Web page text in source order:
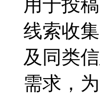
用于投
线索收
及同类
需求，